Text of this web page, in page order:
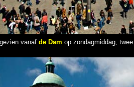
gezien vanaf de Dam op zondagmiddag,